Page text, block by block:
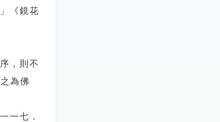
《鏡花
，則不
為佛
一七．